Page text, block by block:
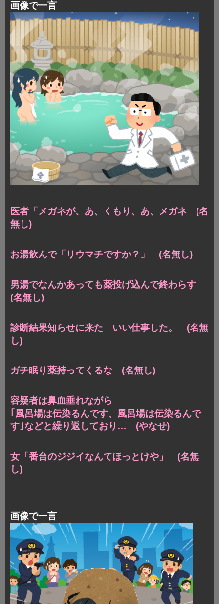
画像で一言
医者「メガネが、あ、くもり、あ、メガネ (名
無し)
お湯飲んで「リウマチですか？」 (名無し)
男湯でなんかあっても薬投げ込んで終わらす
(名無し)
診断結果知らせに来た いい仕事した。 (名無
し)
ガチ眠り薬持ってくるな (名無し)
容疑者は鼻血垂れながら
｢風呂場は伝染るんです、風呂場は伝染るんで
す｣などと繰り返しており… (やなせ)
女「番台のジジイなんてほっとけや」 (名無
し)
画像で一言